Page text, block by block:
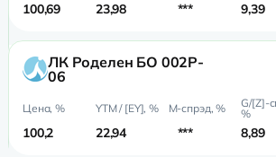
100,69 23,98 *** 9,39
ЛК Роделен БО 002P-
06
100,2 22,94 *** 8,89